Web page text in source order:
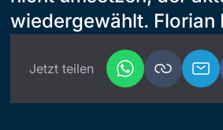
wiedergewählt. Florian
Jetzt teilen